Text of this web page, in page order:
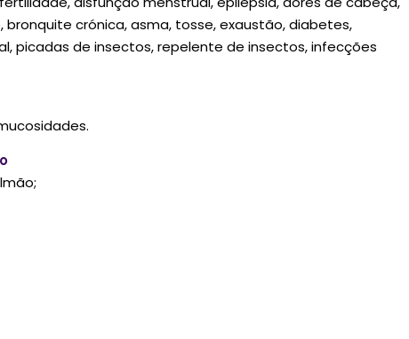
crónica, asma, tosse, exaustão, diabetes,
picadas de insectos, repelente de insectos, infecções